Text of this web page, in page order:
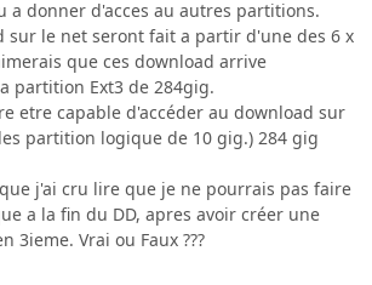
a donner d'acces au autres partitions.
sur le net seront fait a partir d'une des 6 x
que ces download arrive
partition Ext3 de 284gig.
etre capable d'accéder au download sur
partition logique de 10 gig.) 284 gig
j'ai cru lire que je ne pourrais pas faire
a la fin du DD, apres avoir créer une
3ieme. Vrai ou Faux ???